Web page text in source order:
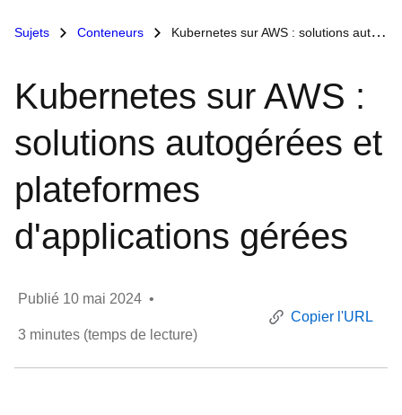
Sujets Conteneurs Kubernetes sur AWS : solutions autogérées et plateformes d'applications gérées
Kubernetes sur AWS :
solutions autogérées et
plateformes
d'applications gérées
Publié 10 mai 2024 •
3 minutes (temps de lecture)
Copier l'URL